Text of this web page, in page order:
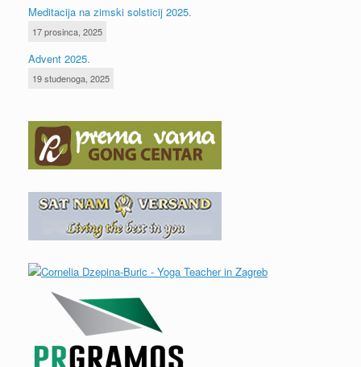
Meditacija na zimski solsticij 2025.
17 prosinca, 2025
Advent 2025.
19 studenoga, 2025